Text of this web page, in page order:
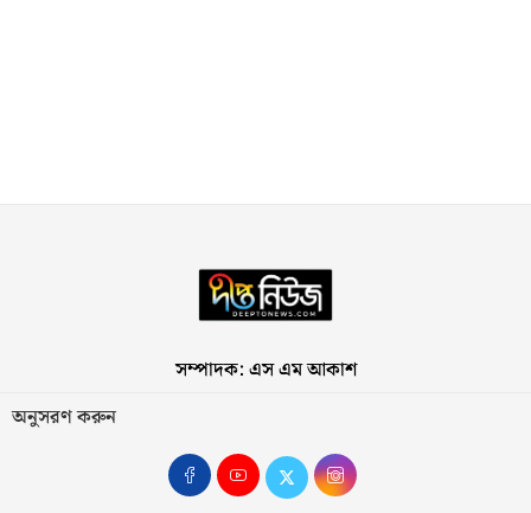
সম্পাদক: এস এম আকাশ
অনুসরণ করুন